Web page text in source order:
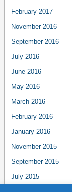
February 2017
November 2016
September 2016
July 2016
June 2016
May 2016
March 2016
February 2016
January 2016
November 2015
September 2015
July 2015